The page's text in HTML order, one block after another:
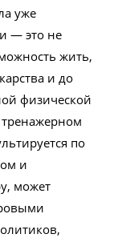
уже
— это не
жить,
и до
физической
по
и
может